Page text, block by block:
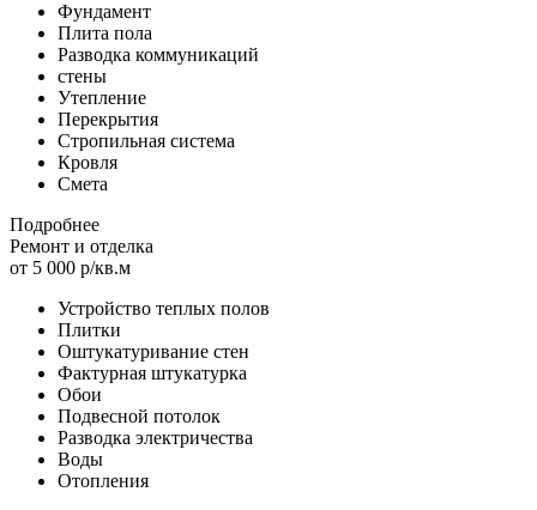
Фундамент
Плита пола
Разводка коммуникаций
стены
Утепление
Перекрытия
Стропильная система
Кровля
Смета
Подробнее
Ремонт и отделка
от 5 000 р/кв.м
Устройство теплых полов
Плитки
Оштукатуривание стен
Фактурная штукатурка
Обои
Подвесной потолок
Разводка электричества
Воды
Отопления